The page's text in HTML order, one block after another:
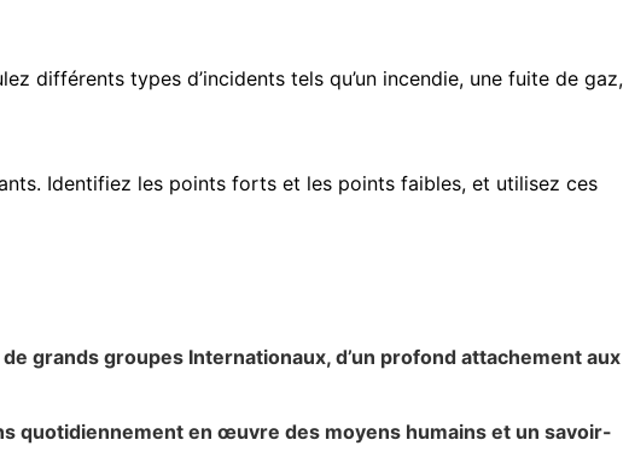
différents types d’incidents tels qu’un incendie, une fuite de gaz,
Identifiez les points forts et les points faibles, et utilisez ces
grands groupes Internationaux, d’un profond attachement aux
quotidiennement en œuvre des moyens humains et un savoir-